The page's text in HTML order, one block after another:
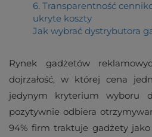
6. Transparentność
ukryte koszty
Jak wybrać dystrybutora
Rynek gadżetów
dojrzałość, w której cena
jedynym kryterium wyboru
pozytywnie odbiera
94% firm traktuje gadżety